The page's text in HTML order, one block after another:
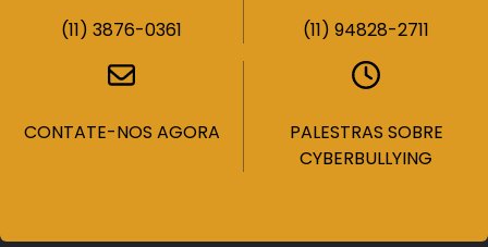
(11) 3876-0361 (11) 94828-2711
CONTATE-NOS AGORA
PALESTRAS SOBRE
CYBERBULLYING